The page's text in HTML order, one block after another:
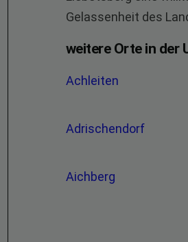
Gelassenheit des
weitere Orte in der
Achleiten
Adrischendorf
Aichberg